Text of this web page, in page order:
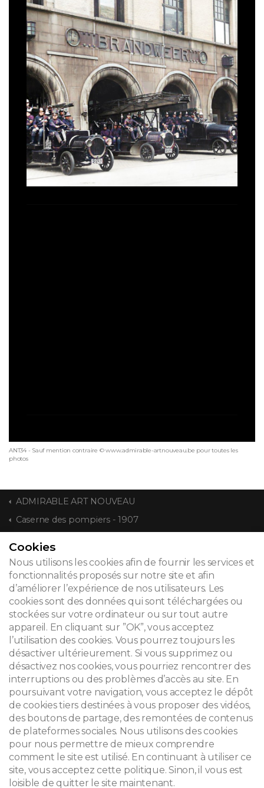
ANT34 - Sauf mention contraire © www.admirable-artnouveau.be pour toutes les
photos
ADMIRABLE ART NOUVEAU
Caserne des pompiers - 1907
CONTACT
© 2026
Mentions légales
Newsletter
Recherche
Cookies
Nous utilisons les cookies afin de fournir les services et
fonctionnalités proposés sur notre site et afin
d’améliorer l’expérience de nos utilisateurs. Les
cookies sont des données qui sont téléchargées ou
stockées sur votre ordinateur ou sur tout autre
appareil. En cliquant sur ”OK”, vous acceptez
l’utilisation des cookies. Vous pourrez toujours les
désactiver ultérieurement. Si vous supprimez ou
désactivez nos cookies, vous pourriez rencontrer des
interruptions ou des problèmes d’accès au site. En
poursuivant votre navigation, vous acceptez le dépôt
de cookies tiers destinées à vous proposer des vidéos,
des boutons de partage, des remontées de contenus
de plateformes sociales. Nous utilisons des cookies
pour nous permettre de mieux comprendre
comment le site est utilisé. En continuant à utiliser ce
site, vous acceptez cette politique. Sinon, il vous est
loisible de quitter le site maintenant.